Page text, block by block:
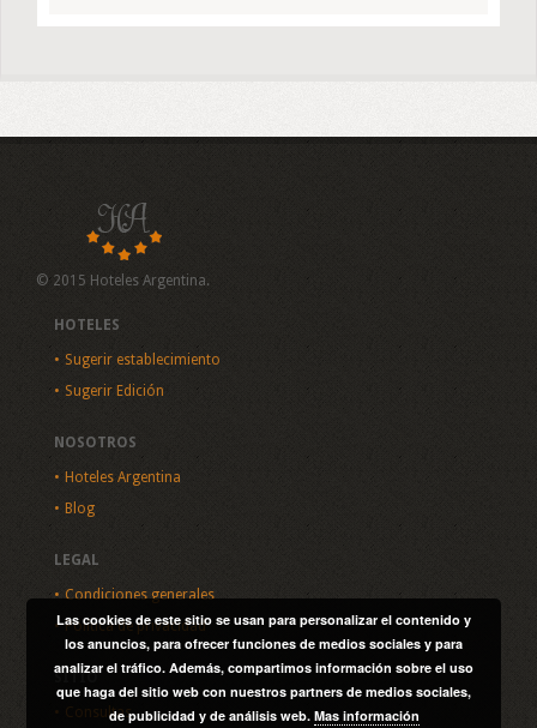
© 2015 Hoteles Argentina.
HOTELES
Sugerir establecimiento
Sugerir Edición
NOSOTROS
Hoteles Argentina
Blog
LEGAL
Condiciones generales
Política de privacidad
SITIO
Consultas
Las cookies de este sitio se usan para personalizar el contenido y
los anuncios, para ofrecer funciones de medios sociales y para
analizar el tráfico. Además, compartimos información sobre el uso
que haga del sitio web con nuestros partners de medios sociales,
de publicidad y de análisis web. Mas información